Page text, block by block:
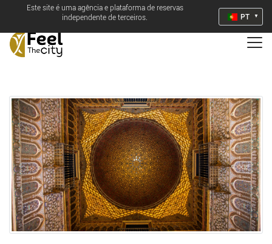
Este site é uma agência e plataforma de reservas
independente de terceiros.
PT